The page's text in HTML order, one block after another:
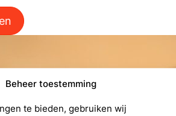
Beheer toestemming
te bieden, gebruiken wij